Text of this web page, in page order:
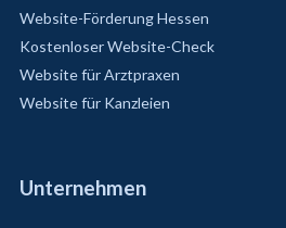
Website-Förderung Hessen
Kostenloser Website-Check
Website für Arztpraxen
Website für Kanzleien
Unternehmen